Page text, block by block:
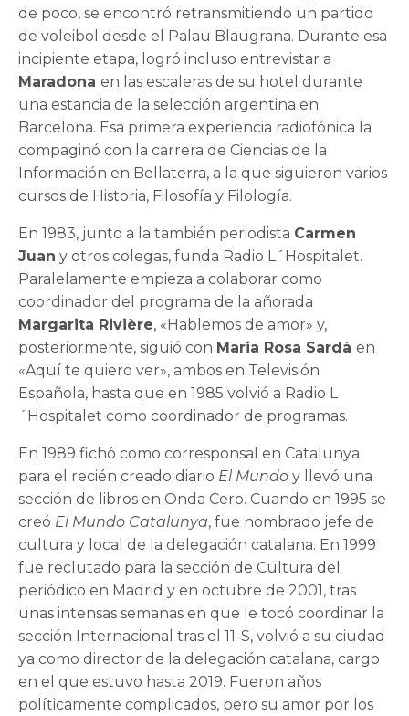
de poco, se encontró retransmitiendo un partido
de voleibol desde el Palau Blaugrana. Durante esa
incipiente etapa, logró incluso entrevistar a
Maradonaen las escaleras de su hotel durante
una estancia de la selección argentina en
Barcelona. Esa primera experiencia radiofónica la
compaginó con la carrera de Ciencias de la
Información en Bellaterra, a la que siguieron varios
cursos de Historia, Filosofía y Filología.
En 1983, junto a la también periodista Carmen
Juan y otros colegas, funda Radio L´Hospitalet.
Paralelamente empieza a colaborar como
coordinador del programa de la añorada
Margarita Rivière, «Hablemos de amor» y,
posteriormente, siguió con Maria Rosa Sardàen
«Aquí te quiero ver», ambos en Televisión
Española, hasta que en 1985 volvió a Radio L
´Hospitalet como coordinador de programas.
En 1989 fichó como corresponsal en Catalunya
para el recién creado diario El Mundo y llevó una
sección de libros en Onda Cero. Cuando en 1995 se
creó El Mundo Catalunya, fue nombrado jefe de
cultura y local de la delegación catalana. En 1999
fue reclutado para la sección de Cultura del
periódico en Madrid y en octubre de 2001, tras
unas intensas semanas en que le tocó coordinar la
sección Internacional tras el 11-S, volvió a su ciudad
ya como director de la delegación catalana, cargo
en el que estuvo hasta 2019. Fueron años
políticamente complicados, pero su amor por los